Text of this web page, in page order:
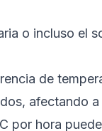
o incluso el
de
afectando
por hora